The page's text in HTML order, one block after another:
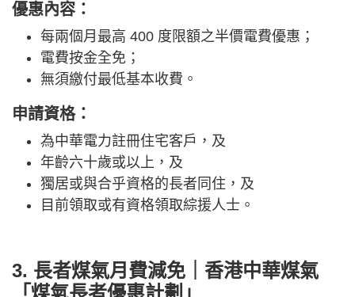
優惠內容：
每兩個月最高 400 度限額之半價電費優惠；
電費按金全免；
無須繳付最低基本收費。
申請資格：
為中華電力註冊住宅客戶，及
年齡六十歲或以上，及
獨居或與合乎資格的長者同住，及
目前領取或有資格領取綜援人士。
3. 長者煤氣月費減免｜香港中華煤氣